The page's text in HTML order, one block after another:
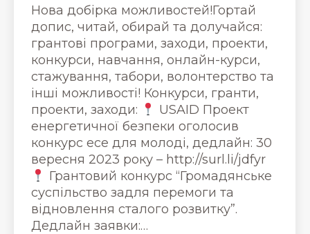
Нова добірка можливостей!Гортай
допис, читай, обирай та долучайся:
грантові програми, заходи, проекти,
конкурси, навчання, онлайн-курси,
стажування, табори, волонтерство та
інші можливості! Конкурси, гранти,
проекти, заходи:
USAID Проект
енергетичної безпеки оголосив
конкурс есе для молоді, дедлайн: 30
вересня 2023 року – http://surl.li/jdfyr
Грантовий конкурс “Громадянське
суспільство задля перемоги та
відновлення сталого розвитку”.
Дедлайн заявки:…